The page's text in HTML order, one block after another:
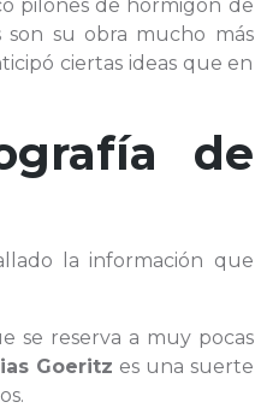
pilones de hormigón de
son su obra mucho más
ciertas ideas que en
de
la información que
se reserva a muy pocas
Goeritz es una suerte